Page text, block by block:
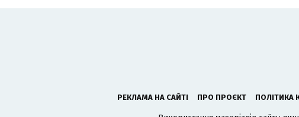
РЕКЛАМА НА САЙТІ ПРО ПРОЄКТ ПОЛІТИКА